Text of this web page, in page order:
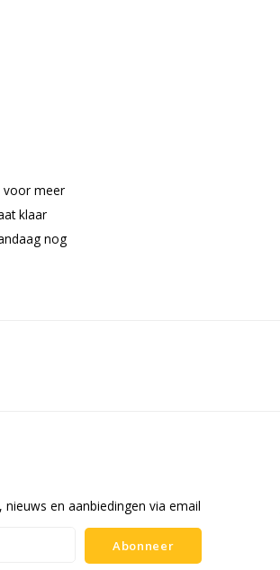
meer
klaar
nog
en aanbiedingen via email
Abonneer